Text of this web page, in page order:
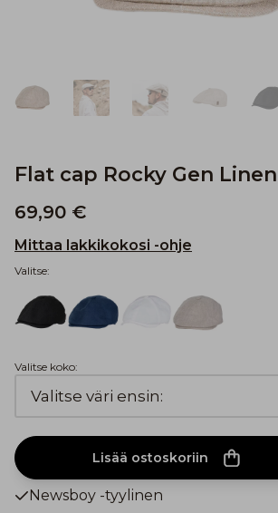
Flat cap Rocky Gen Linen
69,90 €
Mittaa lakkikokosi -ohje
Valitse:
Valitse koko:
Lisää ostoskoriin
Newsboy -tyylinen